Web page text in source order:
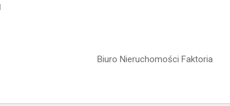
Biuro Nieruchomości Faktoria